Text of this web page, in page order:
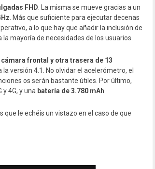
FHD . La misma se mueve gracias a un
. Más que suficiente para ejecutar decenas
a lo que hay que añadir la inclusión de
la mayoría de necesidades de los usuarios.
cámara frontal y otra trasera de 13
versión 4.1. No olvidar el acelerómetro, el
os serán bastante útiles. Por último,
y 4G, y una batería de 3.780 mAh
que le echéis un vistazo en el caso de que